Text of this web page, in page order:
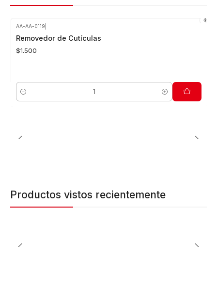
AA-AA-0119
Removedor de Cutículas
$1.500
Cantidad
Productos vistos recientemente